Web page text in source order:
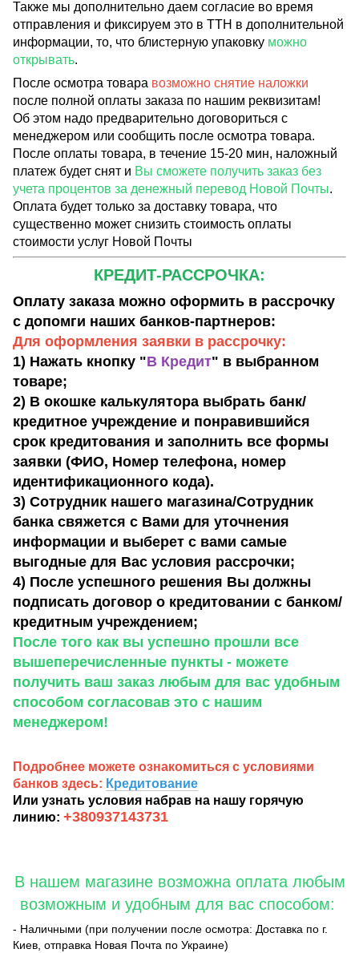
Также мы дополнительно даем согласие во время
отправления и фиксируем это в ТТН в дополнительной
информации, то, что блистерную упаковку можно
открывать.
После осмотра товара возможно снятие наложки
после полной оплаты заказа по нашим реквизитам!
Об этом надо предварительно договориться с
менеджером или сообщить после осмотра товара.
После оплаты товара, в течение 15-20 мин, наложный
платеж будет снят и Вы сможете получить заказ без
учета процентов за денежный перевод Новой Почты.
Оплата будет только за доставку товара, что
существенно может снизить стоимость оплаты
стоимости услуг Новой Почты
КРЕДИТ-РАССРОЧКА:
Оплату заказа можно оформить в рассрочку
с допомги наших банков-партнеров:
Для оформления заявки в рассрочку:
1) Нажать кнопку "В Кредит" в выбранном
товаре;
2) В окошке калькулятора выбрать банк/
кредитное учреждение и понравившийся
срок кредитования и заполнить все формы
заявки (ФИО, Номер телефона, номер
идентификационного кода).
3) Сотрудник нашего магазина/Сотрудник
банка свяжется с Вами для уточнения
информации и выберет с вами самые
выгодные для Вас условия рассрочки;
4) После успешного решения Вы должны
подписать договор о кредитовании с банком/
кредитным учреждением;
После того как вы успешно прошли все
вышеперечисленные пункты - можете
получить ваш заказ любым для вас удобным
способом согласовав это с нашим
менеджером!
Подробнее можете ознакомиться с условиями
банков здесь: Кредитование
Или узнать условия набрав на нашу горячую
линию: +380937143731
В нашем магазине возможна оплата любым
возможным и удобным для вас способом:
- Наличными (при получении после осмотра: Доставка по г.
Киев, отправка Новая Почта по Украине)